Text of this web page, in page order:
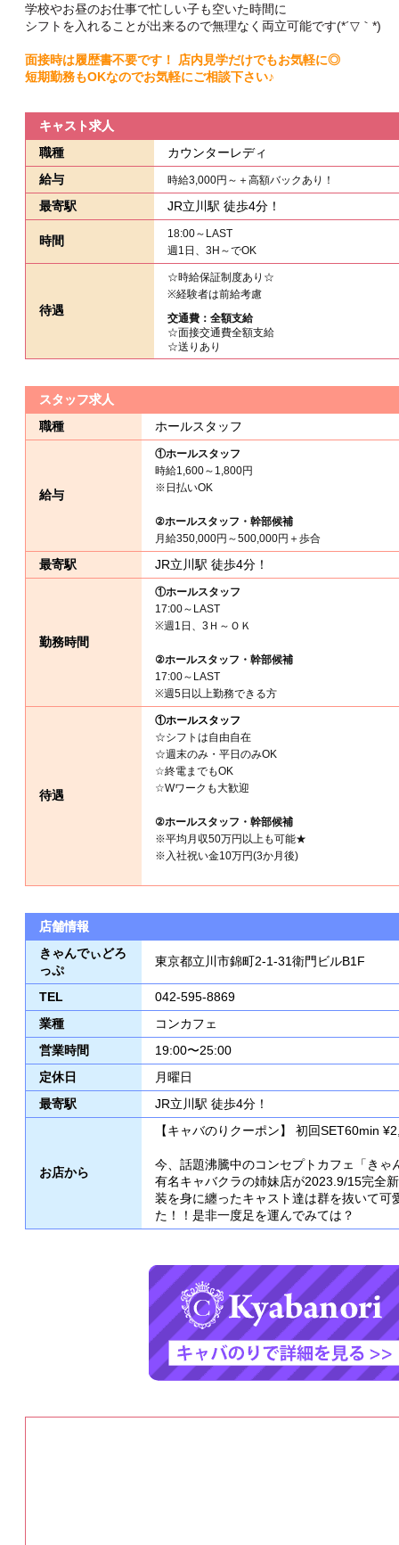
学校やお昼のお仕事で忙しい子も空いた時間に
シフトを入れることが出来るので無理なく両立可能です(*´▽｀*)
面接時は履歴書不要です！ 店内見学だけでもお気軽に◎
短期勤務もOKなのでお気軽にご相談下さい♪
キャスト求人
職種
カウンターレディ
給与
時給3,000円～＋高額バックあり！
最寄駅 JR立川駅 徒歩4分！
時間
18:00～LAST
週1日、3H～でOK
待遇
☆時給保証制度あり☆
※経験者は前給考慮
交通費：全額支給
☆面接交通費全額支給
☆送りあり
スタッフ求人
職種
ホールスタッフ
給与
①ホールスタッフ
時給1,600～1,800円
※日払いOK
②ホールスタッフ・幹部候補
月給350,000円～500,000円＋歩合
最寄駅 JR立川駅 徒歩4分！
勤務時間
①ホールスタッフ
17:00～LAST
※週1日、3Ｈ～ＯＫ
②ホールスタッフ・幹部候補
17:00～LAST
※週5日以上勤務できる方
待遇
①ホールスタッフ
☆シフトは自由自在
☆週末のみ・平日のみOK
☆終電までもOK
☆Wワークも大歓迎
②ホールスタッフ・幹部候補
※平均月収50万円以上も可能★
※入社祝い金10万円(3か月後)
店舗情報
きゃんでぃどろ
っぷ
東京都立川市錦町2-1-31衛門ビルB1F
TEL
042-595-8869
業種
コンカフェ
営業時間
19:00〜25:00
定休日
月曜日
最寄駅
JR立川駅 徒歩4分！
お店から
【キャバのりクーポン】 初回SET60min
今、話題沸騰中のコンセプトカフェ「きゃ
有名キャバクラの姉妹店が2023.9/15完全
装を身に纏ったキャスト達は群を抜いて可
た！！是非一度足を運んでみては？